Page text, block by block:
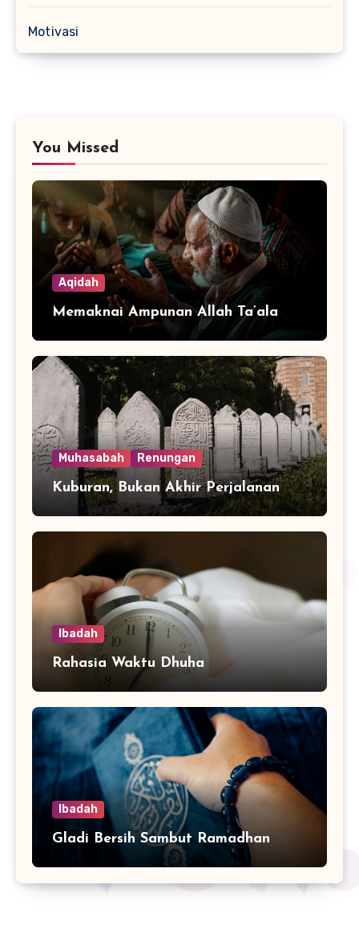
Motivasi
You Missed
Aqidah
Memaknai Ampunan Allah Ta’ala
Muhasabah Renungan
Kuburan, Bukan Akhir Perjalanan
Ibadah
Rahasia Waktu Dhuha
Ibadah
Gladi Bersih Sambut Ramadhan